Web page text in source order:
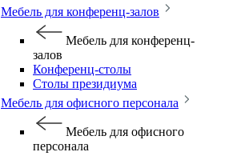
Мебель для конференц-залов
Мебель для конференц-
залов
Конференц-столы
Столы президиума
Мебель для офисного персонала
Мебель для офисного
персонала